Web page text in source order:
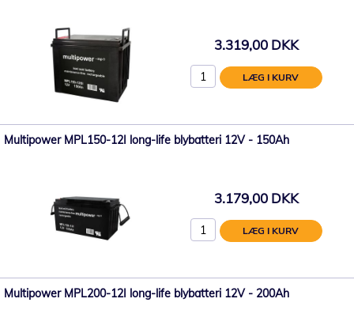
3.319,00 DKK
LÆG I KURV
Multipower MPL150-12I long-life blybatteri 12V - 150Ah
3.179,00 DKK
LÆG I KURV
Multipower MPL200-12I long-life blybatteri 12V - 200Ah